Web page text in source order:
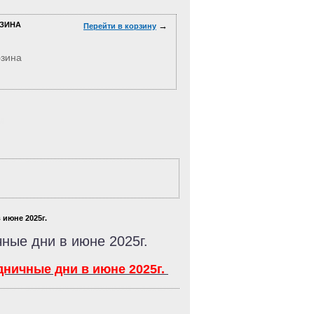
Перейти в корзину →
2025г.
дни в июне 2025г.
дни в июне 2025г.